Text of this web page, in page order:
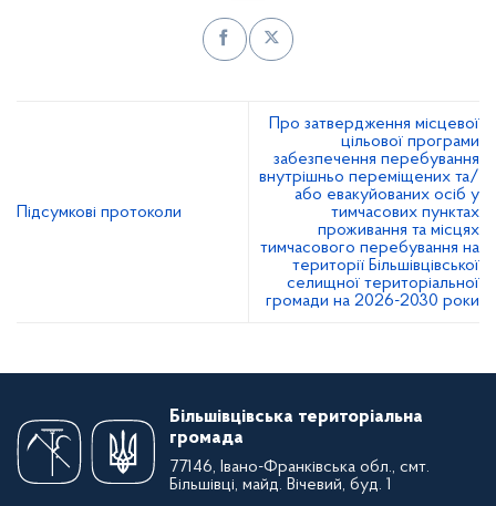
Підсумкові протоколи
Про затвердження місцевої
цільової програми
забезпечення перебування
внутрішньо переміщених та/
або евакуйованих осіб у
тимчасових пунктах
проживання та місцях
тимчасового перебування на
території Більшівцівської
селищної територіальної
громади на 2026-2030 роки
Більшівцівська територіальна
громада
77146, Івано-Франківська обл., смт.
Більшівці, майд. Вічевий, буд. 1